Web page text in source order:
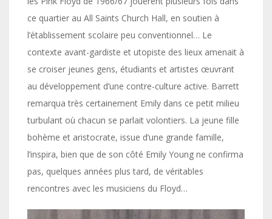
ce quartier au All Saints Church Hall, en soutien à
l’établissement scolaire peu conventionnel… Le
contexte avant-gardiste et utopiste des lieux amenait à
se croiser jeunes gens, étudiants et artistes œuvrant
au développement d’une contre-culture active. Barrett
remarqua très certainement Emily dans ce petit milieu
turbulant où chacun se parlait volontiers. La jeune fille
bohème et aristocrate, issue d’une grande famille,
l’inspira, bien que de son côté Emily Young ne confirma
pas, quelques années plus tard, de véritables
rencontres avec les musiciens du Floyd…